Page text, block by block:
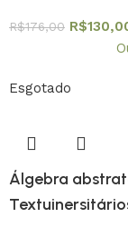
R$176,00 R$
Esgotado
Álgebra